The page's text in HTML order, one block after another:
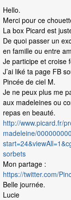
Hello.
Merci pour ce
La box Picard est
De quoi passer un
en famille ou entre
Je participe et croise
J’ai liké ta page FB
Pincée de ciel M.
Je ne peux plus me
aux madeleines ou
repas en beauté.
http://www.picard.fr/
madeleine/
sorbets
Mon partage :
https://twitter.com/
Belle journée.
Lucie